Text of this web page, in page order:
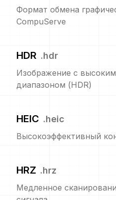
Формат обмена
CompuServe
HDR .hdr
Изображение с
диапазоном (HDR)
HEIC .heic
Высокоэффективный
HRZ .hrz
Медленное